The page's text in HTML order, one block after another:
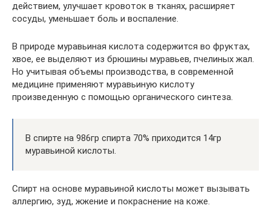
действием, улучшает кровоток в тканях, расширяет
сосуды, уменьшает боль и воспаление.
В природе муравьиная кислота содержится во фруктах,
хвое, ее выделяют из брюшины муравьев, пчелиных жал.
Но учитывая объемы производства, в современной
медицине применяют муравьиную кислоту
произведенную с помощью органического синтеза.
В спирте на 986гр спирта 70% приходится 14гр
муравьиной кислоты.
Спирт на основе муравьиной кислоты может вызывать
аллергию, зуд, жжение и покраснение на коже.